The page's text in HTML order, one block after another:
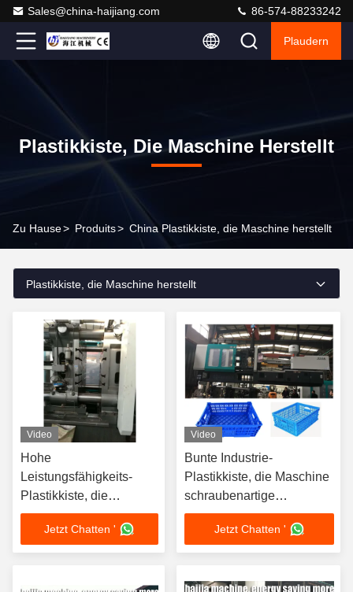
Sales@china-haijiang.com 86-574-88233242
Plaudern
Plastikkiste, Die Maschine Herstellt
Zu Hause> Produits> China Plastikkiste, die Maschine herstellt
Plastikkiste, die Maschine herstellt
Video
Hohe
Leistungsfähigkeits-
Plastikkiste, die
Maschine horizontale
Spritzen-Maschine
CER-ISO geführt macht
Jetzt Chatten '
Video
Bunte Industrie-
Plastikkiste, die Maschine
schraubenartige
Spannkraft 10000KN
machtJetzt Chatten '